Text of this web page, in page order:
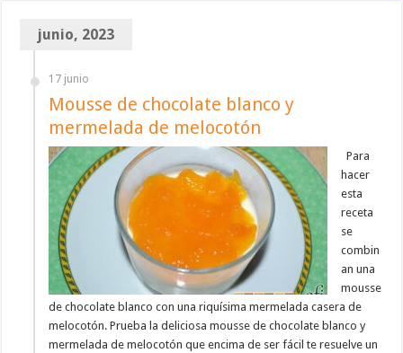
junio, 2023
17 junio
Mousse de chocolate blanco y
mermelada de melocotón
Para
hacer
esta
receta
se
combin
an una
mousse
de chocolate blanco con una riquísima mermelada casera de
melocotón. Prueba la deliciosa mousse de chocolate blanco y
mermelada de melocotón que encima de ser fácil te resuelve un